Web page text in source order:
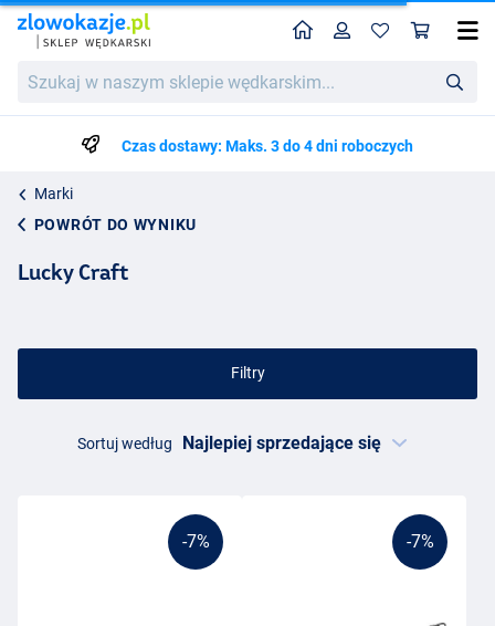
w
wędkarskim...
HomeProfil
Czas dostawy: Maks. 3 do 4 dni roboczych
Marki
POWRÓT DO WYNIKU
Lucky Craft
Filtry
Sortuj według
-7% -7%